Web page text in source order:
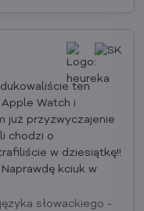
ten
Watch i
już przyzwyczajenie
chodzi o
w dziesiątkę!!
kciuk w
słowackiego -